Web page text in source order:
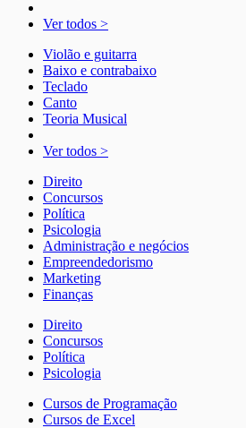
Ver todos >
Violão e guitarra
Baixo e contrabaixo
Teclado
Canto
Teoria Musical
Ver todos >
Direito
Concursos
Política
Psicologia
Administração e negócios
Empreendedorismo
Marketing
Finanças
Direito
Concursos
Política
Psicologia
Cursos de Programação
Cursos de Excel